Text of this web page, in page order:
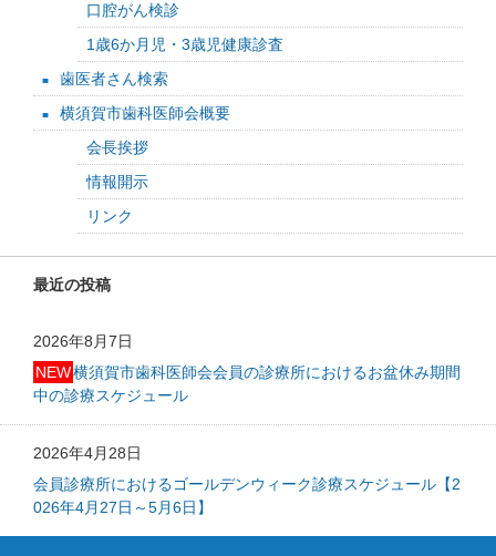
口腔がん検診
1歳6か月児・3歳児健康診査
歯医者さん検索
横須賀市歯科医師会概要
会長挨拶
情報開示
リンク
最近の投稿
2026年8月7日
NEW横須賀市歯科医師会会員の診療所におけるお盆休み期間
中の診療スケジュール
2026年4月28日
会員診療所におけるゴールデンウィーク診療スケジュール【2
026年4月27日～5月6日】